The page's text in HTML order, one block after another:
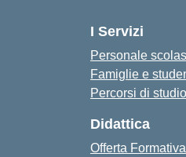
I Servizi
Personale
Famiglie e
Percorsi di studio
Didattica
Offerta Formativa